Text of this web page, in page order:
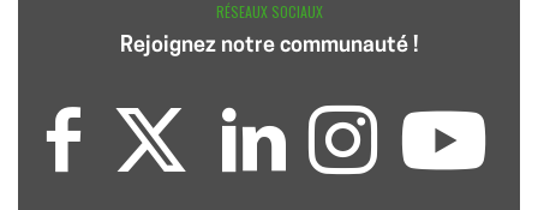
RÉSEAUX SOCIAUX
Rejoignez notre communauté !